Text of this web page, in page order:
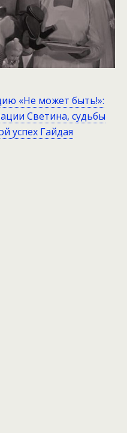
«Не может быть!»:
Светина, судьбы
успех Гайдая